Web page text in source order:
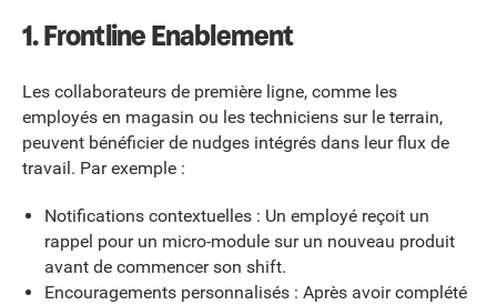
1. Frontline Enablement
Les collaborateurs de première ligne, comme les
employés en magasin ou les techniciens sur le terrain,
peuvent bénéficier de nudges intégrés dans leur flux de
travail. Par exemple :
Notifications contextuelles : Un employé reçoit un
rappel pour un micro-module sur un nouveau produit
avant de commencer son shift.
Encouragements personnalisés : Après avoir complété